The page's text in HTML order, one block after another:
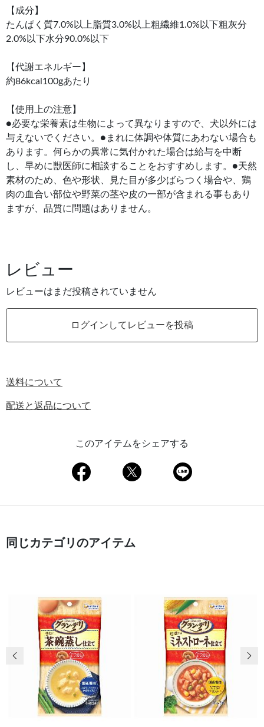
【成分】
たんぱく質7.0%以上脂質3.0%以上粗繊維1.0%以下粗灰分
2.0%以下水分90.0%以下
【代謝エネルギー】
約86kcal100gあたり
【使用上の注意】
●必要な栄養素は生物によって異なりますので、犬以外には
与えないでください。●まれに体調や体質にあわない場合も
あります。何らかの異常に気付かれた場合は給与を中断
し、早めに獣医師に相談することをおすすめします。●天然
素材のため、色や形状、見た目が多少ばらつく場合や、鶏
肉の血合い部位や野菜の茎や皮の一部が含まれる事もあり
ますが、品質に問題はありません。
レビュー
レビューはまだ投稿されていません
ログインしてレビューを投稿
送料について
配送と返品について
このアイテムをシェアする
同じカテゴリのアイテム
前の画像 次